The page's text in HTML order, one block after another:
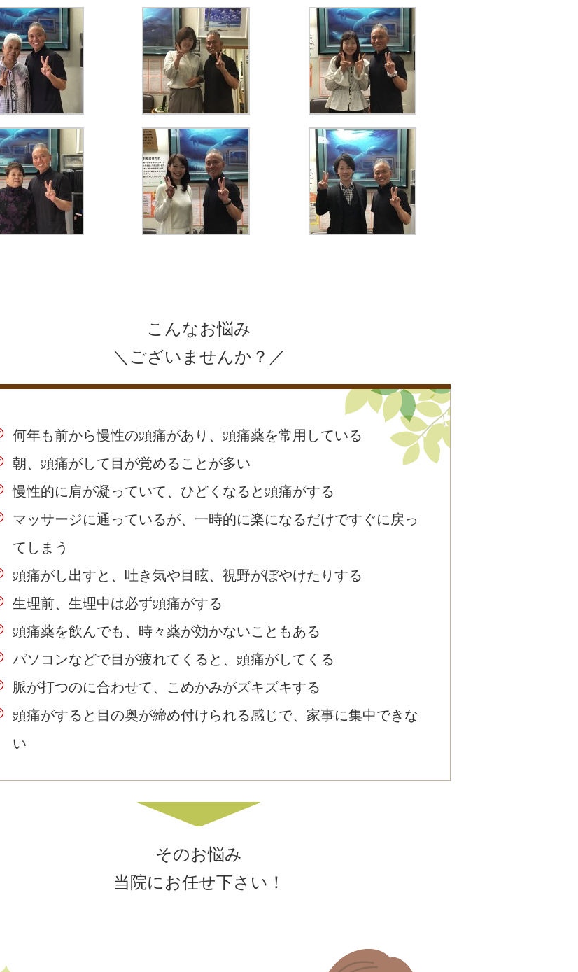
こんなお悩み
＼ございませんか？／
何年も前から慢性の頭痛があり、頭痛薬を常用している
朝、頭痛がして目が覚めることが多い
慢性的に肩が凝っていて、ひどくなると頭痛がする
マッサージに通っているが、一時的に楽になるだけですぐに戻っ
てしまう
頭痛がし出すと、吐き気や目眩、視野がぼやけたりする
生理前、生理中は必ず頭痛がする
頭痛薬を飲んでも、時々薬が効かないこともある
パソコンなどで目が疲れてくると、頭痛がしてくる
脈が打つのに合わせて、こめかみがズキズキする
頭痛がすると目の奥が締め付けられる感じで、家事に集中できな
い
そのお悩み
当院にお任せ下さい！